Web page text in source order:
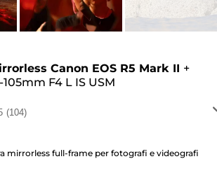
Canon EOS R5 Mark II +
F4 L IS USM
(104)
mirrorless full-frame per fotografi e videografi